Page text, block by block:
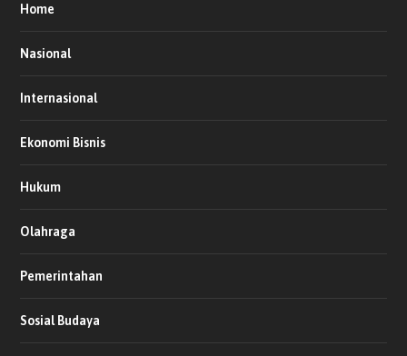
Home
Nasional
Internasional
Ekonomi Bisnis
Hukum
Olahraga
Pemerintahan
Sosial Budaya